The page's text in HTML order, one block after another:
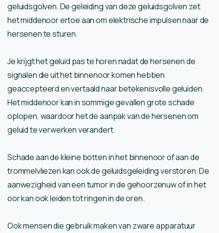
geluidsgolven. De geleiding van deze geluidsgolven zet
het middenoor ertoe aan om elektrische impulsen naar de
hersenen te sturen.
Je krijgt het geluid pas te horen nadat de hersenen de
signalen die uit het binnenoor komen hebben
geaccepteerd en vertaald naar betekenisvolle geluiden.
Het middenoor kan in sommige gevallen grote schade
oplopen, waardoor het de aanpak van de hersenen om
geluid te verwerken verandert.
Schade aan de kleine botten in het binnenoor of aan de
trommelvliezen kan ook de geluidsgeleiding verstoren. De
aanwezigheid van een tumor in de gehoorzenuw of in het
oor kan ook leiden tot ringen in de oren.
Ook mensen die gebruik maken van zware apparatuur